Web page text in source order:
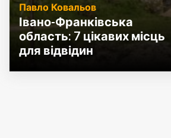
Павло Ковальов
Івано-Франківська
область: 7 цікавих місць
для відвідин